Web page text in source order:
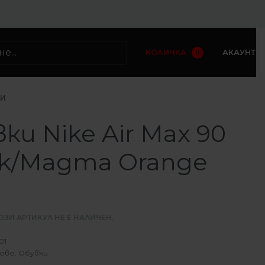
КОЛИЧКА 0 АКАУНТ
Nike Air Max 90
Magma Orange
Обувки